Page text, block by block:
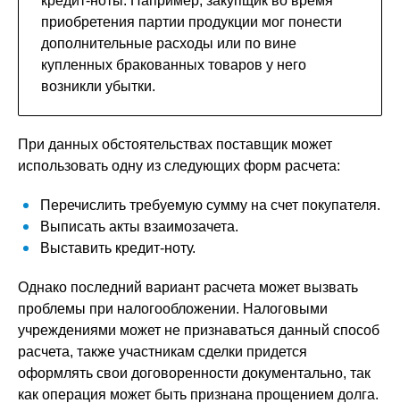
приобретения партии продукции мог понести
дополнительные расходы или по вине
купленных бракованных товаров у него
возникли убытки.
При данных обстоятельствах поставщик может
использовать одну из следующих форм расчета:
Перечислить требуемую сумму на счет покупателя.
Выписать акты взаимозачета.
Выставить кредит-ноту.
Однако последний вариант расчета может вызвать
проблемы при налогообложении. Налоговыми
учреждениями может не признаваться данный способ
расчета, также участникам сделки придется
оформлять свои договоренности документально, так
как операция может быть признана прощением долга.